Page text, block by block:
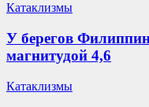
Катаклизмы
У берегов
магнитудой 4,6
Катаклизмы